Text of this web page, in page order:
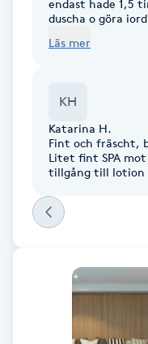
Damklippning
Dermapen
Diamantslipning
Enzympeeling
Extensions
Extensions
Eyeliner-tatuering
endast hade 1,5
duscha o göra
vänta. Vore bra
Läs mer
KH
Katarina H.
Fint och fräscht,
Litet fint SPA
tillgång till lotion